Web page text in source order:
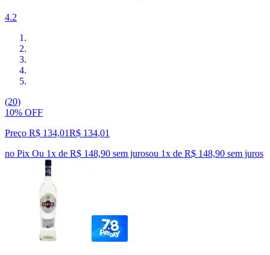
4.2
(20)
10% OFF
Preço R$ 134,01R$ 134,01
no Pix Ou 1x de R$ 148,90 sem jurosou 1x de R$ 148,90 sem juros